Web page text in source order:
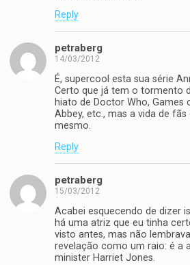
Reply
petraberg
14/03/2012
É, supercool esta sua série
Certo que já tem o tormento
hiato de Doctor Who, Games
Abbey, etc., mas a vida de fãs
mesmo.
Reply
petraberg
15/03/2012
Acabei esquecendo de dizer
há uma atriz que eu tinha
visto antes, mas não
revelação como um raio: é a
minister Harriet Jones.